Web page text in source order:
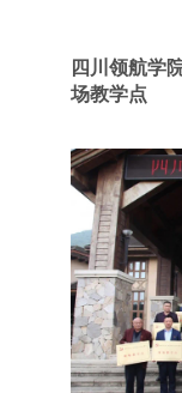
四川领航学
场教学点